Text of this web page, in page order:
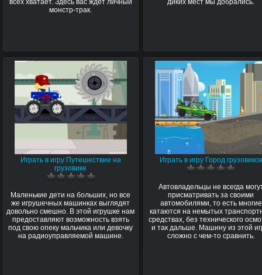
всех хватает. Здесь вас ждет личный
монстр-трак.
диких мест мы добрались.
Играть в игру Путешествие на
грузовике
Маленькие дети на больших, но все
же игрушечных машинках выглядят
довольно смешно. В этой игрушке нам
предоставляют возможность взять
под свою опеку мальчика или девочку
на радиоуправляемой машине.
Играть в игру Город грузовиков
Автовладельцы не всегда
присматривать за своими
автомобилями, то есть многие
катаются на немытых
средствах, без технического
и так дальше. Машину из этой
сложно с чем-то сравнить.